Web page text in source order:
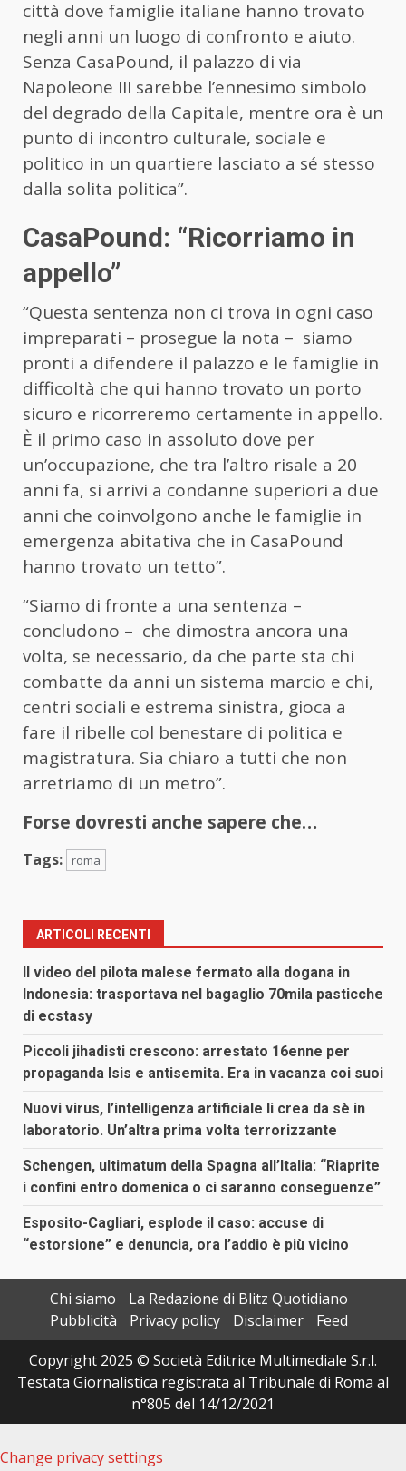
città dove famiglie italiane hanno trovato
negli anni un luogo di confronto e aiuto.
Senza CasaPound, il palazzo di via
Napoleone III sarebbe l’ennesimo simbolo
del degrado della Capitale, mentre ora è un
punto di incontro culturale, sociale e
politico in un quartiere lasciato a sé stesso
dalla solita politica”.
CasaPound: “Ricorriamo in
appello”
“Questa sentenza non ci trova in ogni caso
impreparati – prosegue la nota – siamo
pronti a difendere il palazzo e le famiglie in
difficoltà che qui hanno trovato un porto
sicuro e ricorreremo certamente in appello.
È il primo caso in assoluto dove per
un’occupazione, che tra l’altro risale a 20
anni fa, si arrivi a condanne superiori a due
anni che coinvolgono anche le famiglie in
emergenza abitativa che in CasaPound
hanno trovato un tetto”.
“Siamo di fronte a una sentenza –
concludono – che dimostra ancora una
volta, se necessario, da che parte sta chi
combatte da anni un sistema marcio e chi,
centri sociali e estrema sinistra, gioca a
fare il ribelle col benestare di politica e
magistratura. Sia chiaro a tutti che non
arretriamo di un metro”.
Forse dovresti anche sapere che…
Tags: roma
ARTICOLI RECENTI
Il video del pilota malese fermato alla dogana in
Indonesia: trasportava nel bagaglio 70mila pasticche
di ecstasy
Piccoli jihadisti crescono: arrestato 16enne per
propaganda Isis e antisemita. Era in vacanza coi suoi
Nuovi virus, l’intelligenza artificiale li crea da sè in
laboratorio. Un’altra prima volta terrorizzante
Schengen, ultimatum della Spagna all’Italia: “Riaprite
i confini entro domenica o ci saranno conseguenze”
Esposito-Cagliari, esplode il caso: accuse di
“estorsione” e denuncia, ora l’addio è più vicino
Chi siamo
La Redazione di Blitz Quotidiano
Pubblicità
Privacy policy Disclaimer
Feed
Copyright 2025 © Società Editrice Multimediale S.r.l.
Testata Giornalistica registrata al Tribunale di Roma al
n°805 del 14/12/2021
Change privacy settings